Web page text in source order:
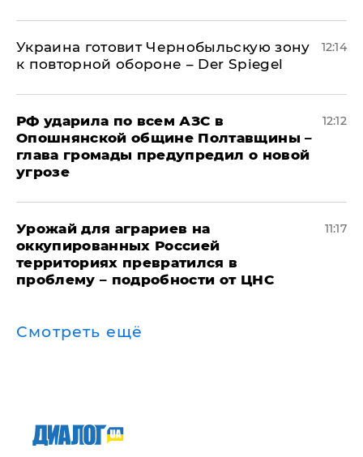
Украина готовит Чернобыльскую зону
к повторной обороне – Der Spiegel
12:14
РФ ударила по всем АЗС в
Опошнянской общине Полтавщины –
глава громады предупредил о новой
угрозе
12:12
Урожай для аграриев на
оккупированных Россией
территориях превратился в
проблему – подробности от ЦНС
11:17
Смотреть ещё